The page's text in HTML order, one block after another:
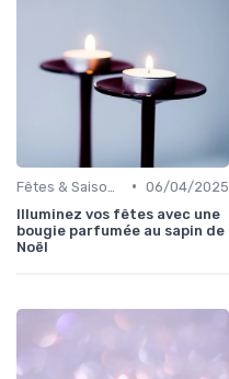
• 06/04/2025
Illuminez vos fêtes avec une
bougie parfumée au sapin de
Noël